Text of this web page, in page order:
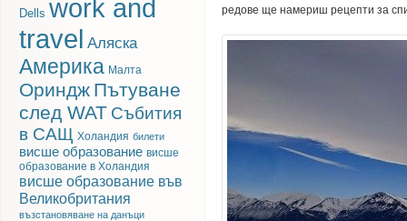
Dells work and
travel Аляска
Америка Малта
Ориндж Пътуване
след WAT Събития
в САЩ Холандия билети
висше образование висше
образование в Холандия
висше образование във
Великобритания
възстановяване на данъци
редове ще намериш рецепти за